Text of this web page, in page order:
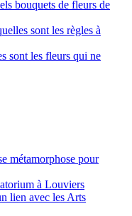
bouquets de fleurs de
sont les règles à
sont les fleurs qui ne
métamorphose pour
à Louviers
lien avec les Arts